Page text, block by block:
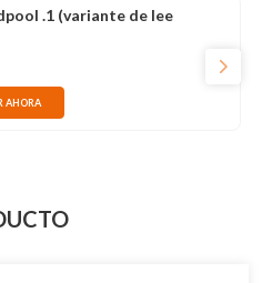
.1 (variante de lee
AHORA